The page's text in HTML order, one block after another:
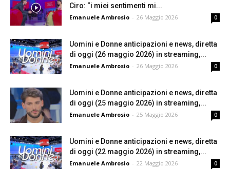
Ciro: “i miei sentimenti mi...
Emanuele Ambrosio - 26 Maggio 2026 0
Uomini e Donne anticipazioni e news, diretta
di oggi (26 maggio 2026) in streaming,...
Emanuele Ambrosio - 26 Maggio 2026 0
Uomini e Donne anticipazioni e news, diretta
di oggi (25 maggio 2026) in streaming,...
Emanuele Ambrosio - 25 Maggio 2026 0
Uomini e Donne anticipazioni e news, diretta
di oggi (22 maggio 2026) in streaming,...
Emanuele Ambrosio - 22 Maggio 2026 0